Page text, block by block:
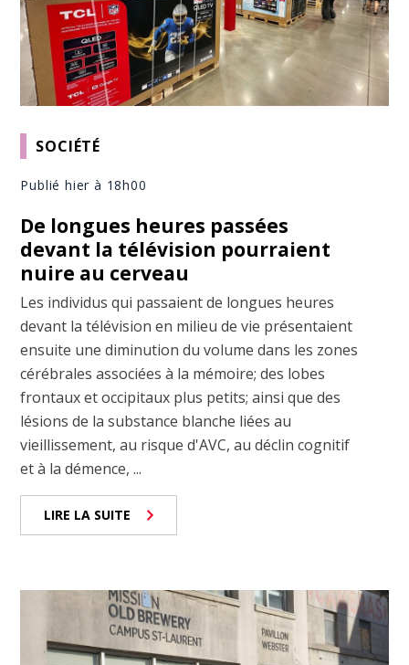
SOCIÉTÉ
Publié hier à 18h00
De longues heures passées
devant la télévision pourraient
nuire au cerveau
Les individus qui passaient de longues heures
devant la télévision en milieu de vie présentaient
ensuite une diminution du volume dans les zones
cérébrales associées à la mémoire; des lobes
frontaux et occipitaux plus petits; ainsi que des
lésions de la substance blanche liées au
vieillissement, au risque d'AVC, au déclin cognitif
et à la démence, ...
LIRE LA SUITE